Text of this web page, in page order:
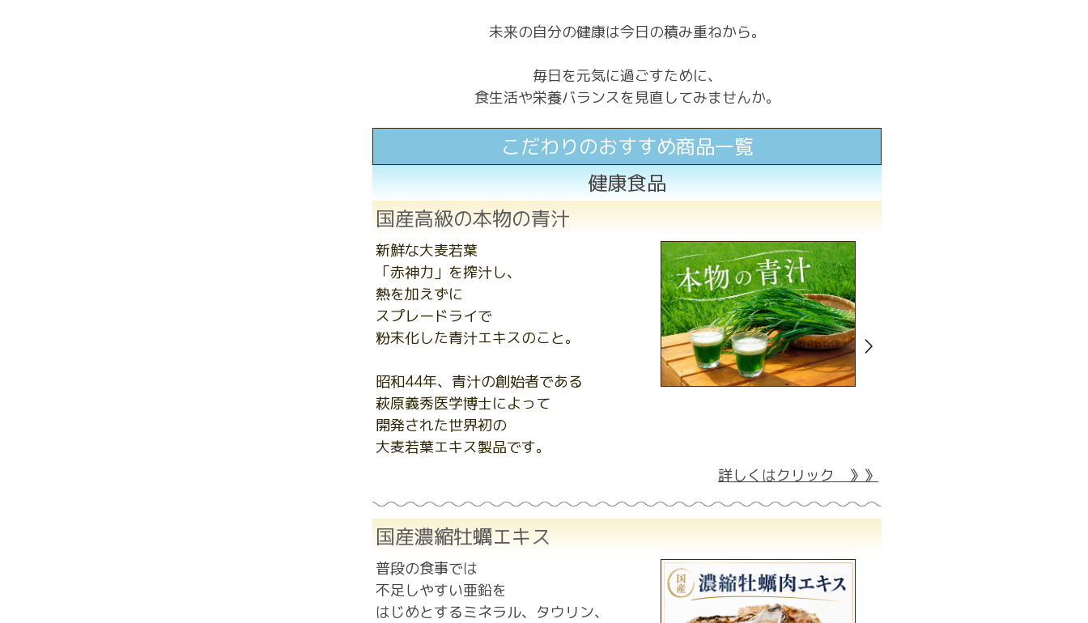
未来の自分の健康は今日の積み重ねから。
毎日を元気に過ごすために、
食生活や栄養バランスを見直してみませんか。
こだわりのおすすめ商品一覧
健康食品
国産高級の本物の青汁
新鮮な大麦若葉
「赤神力」を搾汁し、
熱を加えずに
スプレードライで
粉末化した青汁エキスのこと。
昭和44年、青汁の創始者である
萩原義秀医学博士によって
開発された世界初の
大麦若葉エキス製品です。
詳しくはクリック 》》
国産濃縮牡蠣エキス
普段の食事では
不足しやすい亜鉛を
はじめとするミネラル、タウリン、